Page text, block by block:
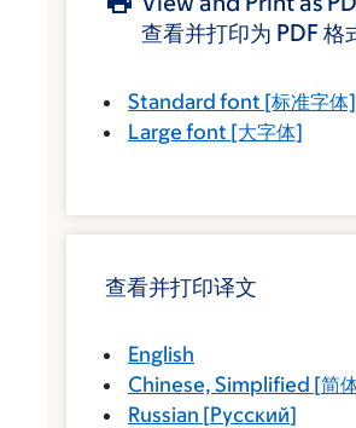
查看并打印为 PDF 格
Standard font [标准字体]
Large font [大字体]
查看并打印译文
English
Chinese, Simplified [简
Russian [Русский]